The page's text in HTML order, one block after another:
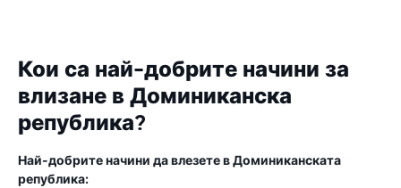
Кои са най-добрите начини за
влизане в Доминиканска
република?
Най-добрите начини да влезете в Доминиканската
република: